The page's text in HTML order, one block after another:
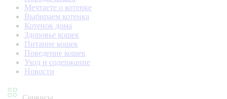
Мечтаете о котенке
Выбираем котенка
Котенок дома
Здоровье кошек
Питание кошек
Поведение кошек
Уход и содержание
Новости